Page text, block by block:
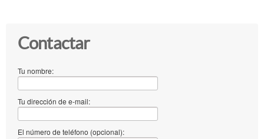
Contactar
Tu nombre:
Tu dirección de e-mail:
El número de teléfono (opcional):